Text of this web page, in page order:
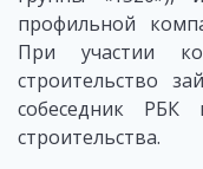
профильной
При участии
строительство
собеседник РБК
строительства.